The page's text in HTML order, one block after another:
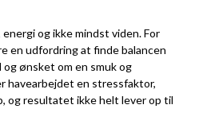
og ikke mindst viden. For
en udfordring at finde balancen
ønsket om en smuk og
havearbejdet en stressfaktor,
og resultatet ikke helt lever op til